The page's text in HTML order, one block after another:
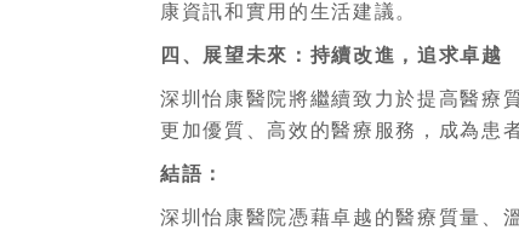
康資訊和實用的生活建議。
四、展望未來：持續改進，追求卓越
深圳怡康醫院將繼續致力於提高醫療
更加優質、高效的醫療服務，成為患
結語：
深圳怡康醫院憑藉卓越的醫療質量、